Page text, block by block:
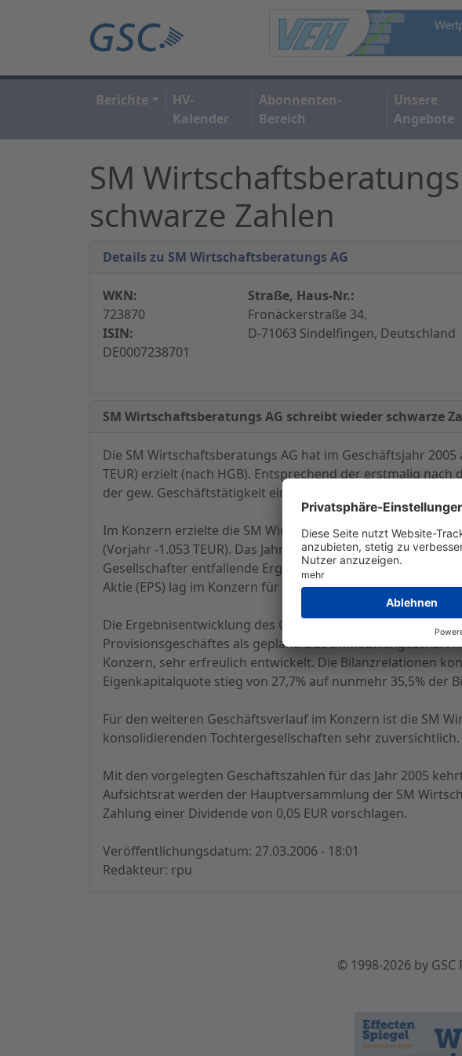
Berichte
HV-
Kalender
Abonnenten-
Bereich
Unsere
Angebote
SM
schwarze Zahlen
Details zu SM Wirtschaftsberatungs AG
WKN:
723870
ISIN:
DE0007238701
Straße, Haus-Nr.:
Fronäckerstraße 34,
D-71063 Sindelfingen, Deutschland
SM Wirtschaftsberatungs AG schreibt wieder schwarze
Die SM Wirtschaftsberatungs AG hat im Geschäftsjahr
TEUR) erzielt (nach HGB). Entsprechend der erstmalig
der gew. Geschäftstätigkeit ein Gewinn von 881 TEUR
Im Konzern erzielte die SM Wirtschaftsberatungs AG nach
(Vorjahr -1.053 TEUR). Das Jahresergebnis für das
Gesellschafter entfallende Ergebnissen ergibt, lag danach
Aktie (EPS) lag im Konzern für das Geschäftsjahr 2005 bei
Die Ergebnisentwicklung des Geschäftsjahres 2005 in der
Provisionsgeschäftes als geplant. Das Immobiliengeschäft
Konzern, sehr erfreulich entwickelt. Die Bilanzrelationen
Eigenkapitalquote stieg von 27,7% auf nunmehr 35,5% der
Für den weiteren Geschäftsverlauf im Konzern ist die SM
konsolidierenden Tochtergesellschaften sehr zuversichtlich.
Mit den vorgelegten Geschäftszahlen für das Jahr 2005
Aufsichtsrat werden der Hauptversammlung der SM
Zahlung einer Dividende von 0,05 EUR vorschlagen.
Veröffentlichungsdatum: 27.03.2006 - 18:01
Redakteur: rpu
© 1998-2026by GSC